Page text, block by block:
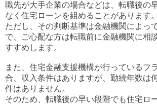
職先が大手企業の場合などは、転職後の
なく住宅ローンを組めることがあります。
ただし、その判断基準は金融機関によっ
で、ご心配な方は転職前に金融機関に相
すすめします。
また、住宅金融支援機構が行っているフ
合、収入条件はありますが、勤続年数は
件はありません。
そのため、転職後の早い段階でも住宅ロ